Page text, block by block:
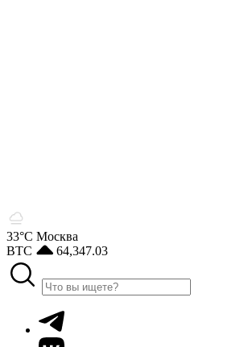
33°С Москва
BTC
64,347.03